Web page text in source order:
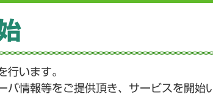
行います。
バ情報等をご提供頂き、サービスを開始